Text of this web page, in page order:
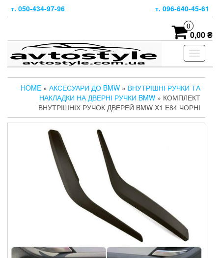
т. 050-434-97-96 т. 096-640-45-61
0
0,00 ₴
Toggle
HOME » АКСЕСУАРИ ДО BMW » ВНУТРІШНІ РУЧКИ ТА
НАКЛАДКИ НА ДВЕРНІ РУЧКИ BMW » КОМПЛЕКТ
ВНУТРІШНІХ РУЧОК ДВЕРЕЙ BMW X1 E84 ЧОРНІ